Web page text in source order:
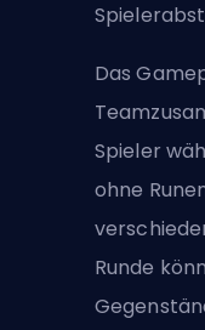
Das
Spieler
ohne
Runde